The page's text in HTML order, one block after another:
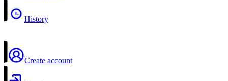
History
Create account